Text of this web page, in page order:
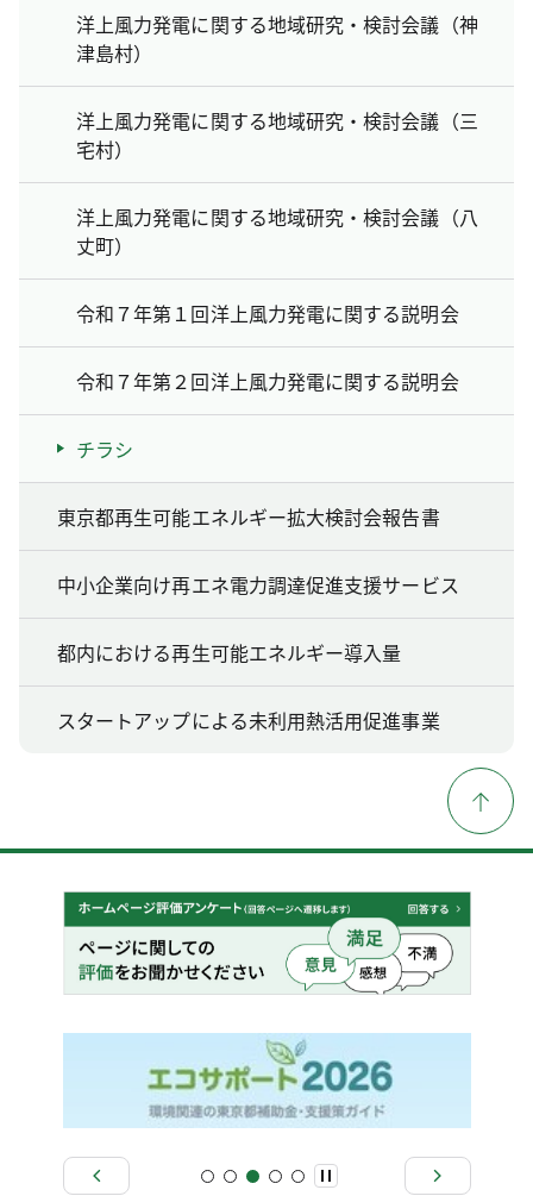
洋上風力発電に関する地域研究・検討会議（神
津島村）
洋上風力発電に関する地域研究・検討会議（三
宅村）
洋上風力発電に関する地域研究・検討会議（八
丈町）
令和７年第１回洋上風力発電に関する説明会
令和７年第２回洋上風力発電に関する説明会
チラシ
東京都再生可能エネルギー拡大検討会報告書
中小企業向け再エネ電力調達促進支援サービス
都内における再生可能エネルギー導入量
スタートアップによる未利用熱活用促進事業